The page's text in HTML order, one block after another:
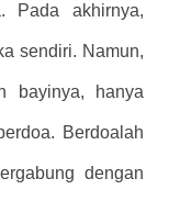
Pada akhirnya,
sendiri. Namun,
bayinya, hanya
Berdoalah
dengan